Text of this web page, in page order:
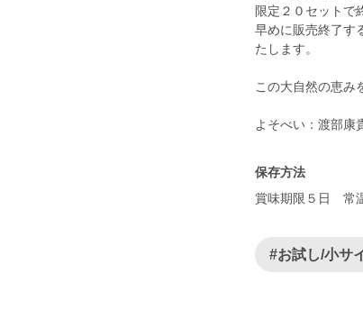
限定２０セットで
早めに販売終了す
たします。
この大自然の恵み
保存方法
賞味期限５日 常
#お試し/小サ